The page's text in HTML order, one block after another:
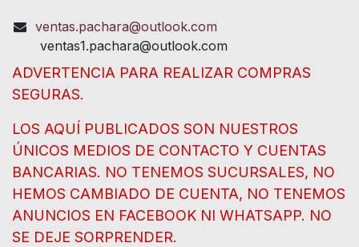
ventas.pachara@outlook.com
ventas1.pachara@outlook.com
ADVERTENCIA PARA REALIZAR COMPRAS
SEGURAS.
LOS AQUÍ PUBLICADOS SON NUESTROS
ÚNICOS MEDIOS DE CONTACTO Y CUENTAS
BANCARIAS. NO TENEMOS SUCURSALES, NO
HEMOS CAMBIADO DE CUENTA, NO TENEMOS
ANUNCIOS EN FACEBOOK NI WHATSAPP. NO
SE DEJE SORPRENDER.